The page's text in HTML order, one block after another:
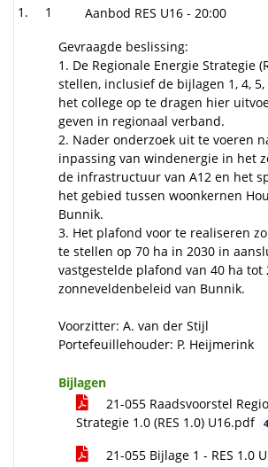
1 Aanbod RES U16 - 20:00
Gevraagde beslissing:
1. De Regionale Energie Strategie
stellen, inclusief de bijlagen 1, 4, 5,
het college op te dragen hier
geven in regionaal verband.
2. Nader onderzoek uit te voeren
inpassing van windenergie in het
de infrastructuur van A12 en het
het gebied tussen woonkernen
Bunnik.
3. Het plafond voor te realiseren
te stellen op 70 ha in 2030 in
vastgestelde plafond van 40 ha tot
zonneveldenbeleid van Bunnik.
Voorzitter: A. van der Stijl
Portefeuillehouder: P. Heijmerink
Bijlagen
21-055 Raadsvoorstel
Strategie 1.0 (RES 1.0) U16.pdf
21-055 Bijlage 1 - RES 1.0